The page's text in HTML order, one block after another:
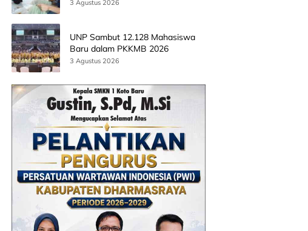
3 Agustus 2026
UNP Sambut 12.128 Mahasiswa
Baru dalam PKKMB 2026
3 Agustus 2026